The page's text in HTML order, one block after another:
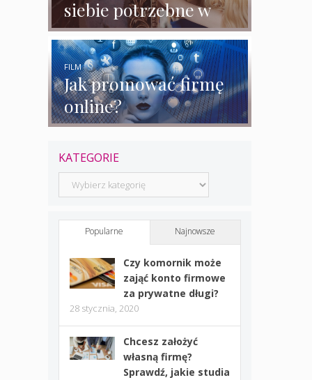
siebie potrzebne w
biznesie?
Jak promować firmę
online?
FILM
KATEGORIE
Kategorie
Popularne Najnowsze
Czy komornik może
zająć konto firmowe
za prywatne długi?
28 stycznia, 2020
Chcesz założyć
własną firmę?
Sprawdź, jakie studia